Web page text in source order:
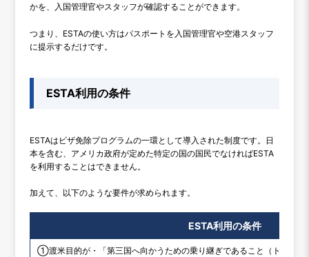
かを、入国管理官やスタッフが確認することができます。
つまり、ESTAの使い方はパスポートを入国管理官や空港スタッフ
に提示するだけです。
ESTA利用の条件
ESTAはビザ免除プログラムの一環として導入された制度です。日
本を含む、アメリカ政府が定めた特定の国の国民でなければESTA
を利用することはできません。
加えて、以下のような要件が求められます。
ESTA利用の条件
①渡米目的が・「第三国へ向かうための乗り継ぎであること（トランジ